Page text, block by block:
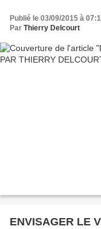
Publié le 03/09/2015 à
Par Thierry Delcourt
ENVISAGER LE